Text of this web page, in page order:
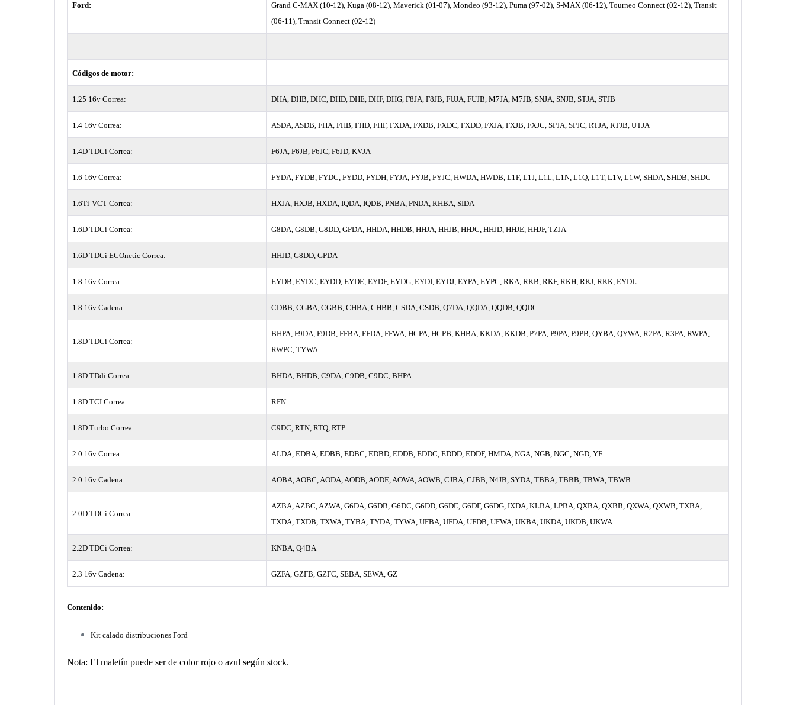
Ford:
Grand C-MAX (10-12), Kuga (08-12), Maverick (01-07), Mondeo (93-12), Puma (97-02), S-MAX (06-12), Tourneo Connect (02-12), Transit
(06-11), Transit Connect (02-12)
Códigos de motor:
1.25 16v Correa: DHA, DHB, DHC, DHD, DHE, DHF, DHG, F8JA, F8JB, FUJA, FUJB, M7JA, M7JB, SNJA, SNJB, STJA, STJB
1.4 16v Correa: ASDA, ASDB, FHA, FHB, FHD, FHF, FXDA, FXDB, FXDC, FXDD, FXJA, FXJB, FXJC, SPJA, SPJC, RTJA, RTJB, UTJA
1.4D TDCi Correa: F6JA, F6JB, F6JC, F6JD, KVJA
1.6 16v Correa: FYDA, FYDB, FYDC, FYDD, FYDH, FYJA, FYJB, FYJC, HWDA, HWDB, L1F, L1J, L1L, L1N, L1Q, L1T, L1V, L1W, SHDA, SHDB, SHDC
1.6Ti-VCT Correa: HXJA, HXJB, HXDA, IQDA, IQDB, PNBA, PNDA, RHBA, SIDA
1.6D TDCi Correa: G8DA, G8DB, G8DD, GPDA, HHDA, HHDB, HHJA, HHJB, HHJC, HHJD, HHJE, HHJF, TZJA
1.6D TDCi ECOnetic Correa: HHJD, G8DD, GPDA
1.8 16v Correa: EYDB, EYDC, EYDD, EYDE, EYDF, EYDG, EYDI, EYDJ, EYPA, EYPC, RKA, RKB, RKF, RKH, RKJ, RKK, EYDL
1.8 16v Cadena: CDBB, CGBA, CGBB, CHBA, CHBB, CSDA, CSDB, Q7DA, QQDA, QQDB, QQDC
1.8D TDCi Correa:
BHPA, F9DA, F9DB, FFBA, FFDA, FFWA, HCPA, HCPB, KHBA, KKDA, KKDB, P7PA, P9PA, P9PB, QYBA, QYWA, R2PA, R3PA, RWPA,
RWPC, TYWA
1.8D TDdi Correa: BHDA, BHDB, C9DA, C9DB, C9DC, BHPA
1.8D TCI Correa: RFN
1.8D Turbo Correa: C9DC, RTN, RTQ, RTP
2.0 16v Correa: ALDA, EDBA, EDBB, EDBC, EDBD, EDDB, EDDC, EDDD, EDDF, HMDA, NGA, NGB, NGC, NGD, YF
2.0 16v Cadena: AOBA, AOBC, AODA, AODB, AODE, AOWA, AOWB, CJBA, CJBB, N4JB, SYDA, TBBA, TBBB, TBWA, TBWB
2.0D TDCi Correa:
AZBA, AZBC, AZWA, G6DA, G6DB, G6DC, G6DD, G6DE, G6DF, G6DG, IXDA, KLBA, LPBA, QXBA, QXBB, QXWA, QXWB, TXBA,
TXDA, TXDB, TXWA, TYBA, TYDA, TYWA, UFBA, UFDA, UFDB, UFWA, UKBA, UKDA, UKDB, UKWA
2.2D TDCi Correa: KNBA, Q4BA
2.3 16v Cadena: GZFA, GZFB, GZFC, SEBA, SEWA, GZ
Contenido:
Kit calado distribuciones Ford
Nota: El maletín puede ser de color rojo o azul según stock.